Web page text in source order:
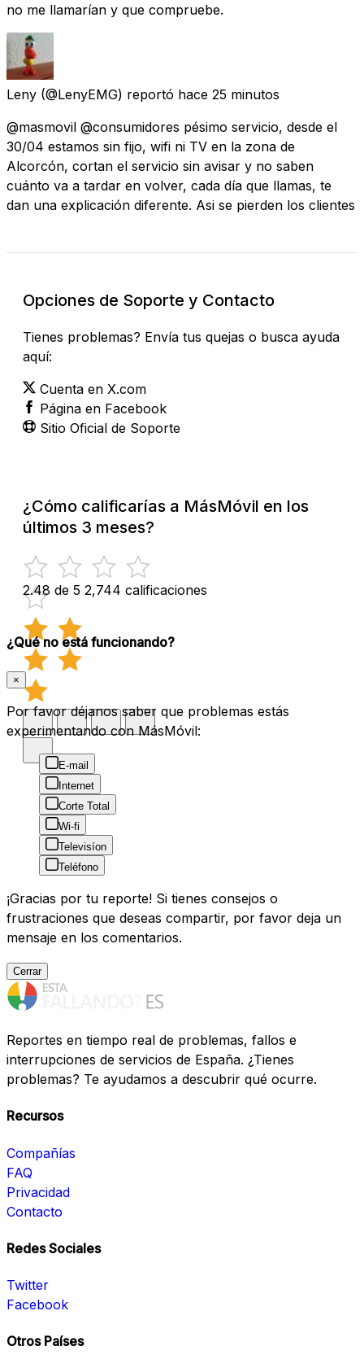
no me llamarían y que compruebe.
Leny (@LenyEMG) reportó hace 25 minutos
@masmovil @consumidores pésimo servicio, desde el
30/04 estamos sin fijo, wifi ni TV en la zona de
Alcorcón, cortan el servicio sin avisar y no saben
cuánto va a tardar en volver, cada día que llamas, te
dan una explicación diferente. Asi se pierden los clientes
Opciones de Soporte y Contacto
Tienes problemas? Envía tus quejas o busca ayuda
aquí:
Cuenta en X.com
Página en Facebook
Sitio Oficial de Soporte
¿Cómo calificarías a MásMóvil en los
últimos 3 meses?
2.48 de 5 2,744 calificaciones
¿Qué no está funcionando?
×
Por favor déjanos saber que problemas estás
experimentando con MásMóvil:
E-mail
Internet
Corte Total
Wi-fi
Televisíon
Teléfono
¡Gracias por tu reporte! Si tienes consejos o
frustraciones que deseas compartir, por favor deja un
mensaje en los comentarios.
Cerrar
Reportes en tiempo real de problemas, fallos e
interrupciones de servicios de España. ¿Tienes
problemas? Te ayudamos a descubrir qué ocurre.
Recursos
Compañías
FAQ
Privacidad
Contacto
Redes Sociales
Twitter
Facebook
Otros Países